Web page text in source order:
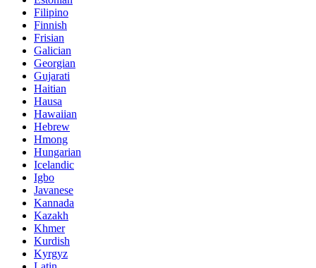
Filipino
Finnish
Frisian
Galician
Georgian
Gujarati
Haitian
Hausa
Hawaiian
Hebrew
Hmong
Hungarian
Icelandic
Igbo
Javanese
Kannada
Kazakh
Khmer
Kurdish
Kyrgyz